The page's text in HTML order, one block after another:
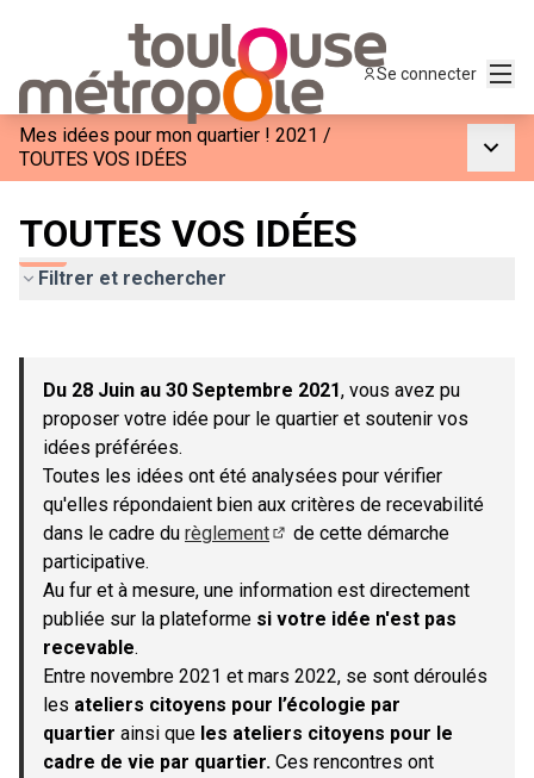
Se connecter
Mes idées pour mon quartier ! 2021 /
TOUTES VOS IDÉES
TOUTES VOS IDÉES
Filtrer et rechercher
−
Du 28 Juin au 30 Septembre 2021, vous avez pu
proposer votre idée pour le quartier et soutenir vos
idées préférées.
Toutes les idées ont été analysées pour vérifier
qu'elles répondaient bien aux critères de recevabilité
dans le cadre du règlement
de cette démarche
participative.
Au fur et à mesure, une information est directement
publiée sur la plateforme si votre idée n'est pas
recevable.
Entre novembre 2021 et mars 2022, se sont déroulés
les ateliers citoyens pour l’écologie par
quartier ainsi que les ateliers citoyens pour le
cadre de vie par quartier. Ces rencontres ont